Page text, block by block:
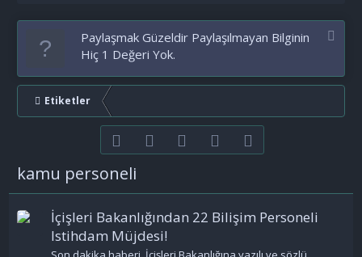
Paylaşmak Güzeldir Paylaşılmayan Bilginin
Hiç 1 Değeri Yok.
Etiketler
FacebookTwitter youtubeBize ulaşın
kamu personeli
İçişleri Bakanlığından 22 Bilişim Personeli
Istihdam Müjdesi!